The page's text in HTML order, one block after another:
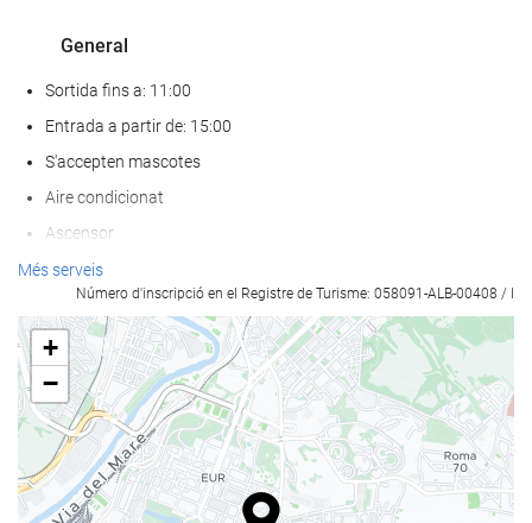
General
Sortida fins a: 11:00
Entrada a partir de: 15:00
S'accepten mascotes
Aire condicionat
Ascensor
Accés persones amb mobilitat reduïda
Habitacions No Fumadors
Menjar i beguda
Restaurant
Àpats per a nens
Menús dietètics especials (a petició)
Servei d'habitacions
Més serveis
Número d'inscripció en el Registre de Turisme: 058091-ALB-00408 / I
+
−